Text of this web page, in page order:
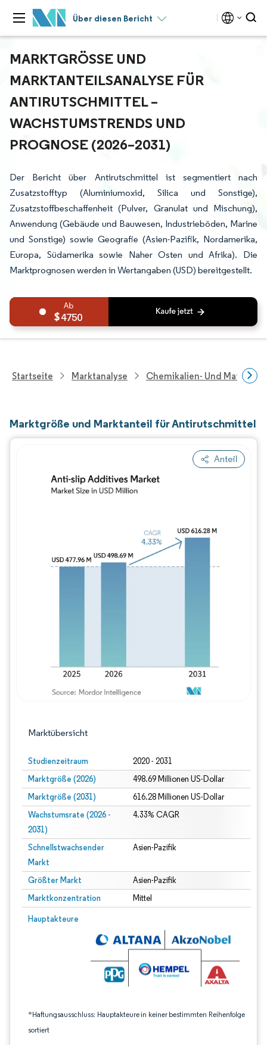
Über diesen Bericht
MARKTGRÖSSE UND M
ARKTANTEILSANALYSE FÜR A
NTIRUTSCHMITTEL – W
ACHSTUMSTRENDS UND P
ROGNOSE (2026–2031)
Der Bericht über Antirutschmittel ist segmentiert nach
Zusatzstofftyp (Aluminiumoxid, Silica und Sonstige),
Zusatzstoffbeschaffenheit (Pulver, Granulat und Mischung),
Anwendung (Gebäude und Bauwesen, Industrieböden, Marine
und Sonstige) sowie Geografie (Asien-Pazifik, Nordamerika,
Europa, Südamerika sowie Naher Osten und Afrika). Die
Marktprognosen werden in Wertangaben (USD) bereitgestellt.
4750
Startseite Marktanalyse Chemikalien- Und
Marktgröße und Marktanteil für Antirutschmittel
Anteil
Marktübersicht
Studienzeitraum 2020 - 2031
Marktgröße (2026) 498.69 Millionen US-Dollar
Marktgröße (2031) 616.28 Millionen US-Dollar
Wachstumsrate (2026 -
2031)
4.33% CAGR
Schnellstwachsender
Markt
Asien-Pazifik
Größter Markt Asien-Pazifik
Marktkonzentration Mittel
Hauptakteure
*Haftungsausschluss: Hauptakteure in keiner bestimmten Reihenfolge
sortiert
Bild © Mordor Intelligence. Wiederverwendung erfordert Namensnennung